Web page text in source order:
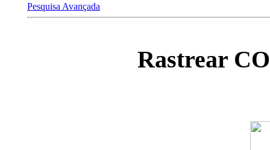
Pesquisa Avançada
Rastrear